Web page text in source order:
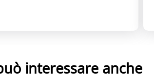
interessare anche